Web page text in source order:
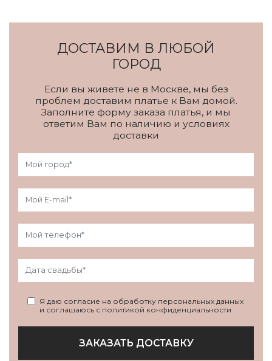
ДОСТАВИМ В ЛЮБОЙ
ГОРОД
Если вы живете не в Москве, мы без
проблем доставим платье к Вам домой.
Заполните форму заказа платья, и мы
ответим Вам по наличию и условиях
доставки
Я даю согласие на обработку персональных данных
и соглашаюсь с политикой конфиденциальности
ЗАКАЗАТЬ ДОСТАВКУ